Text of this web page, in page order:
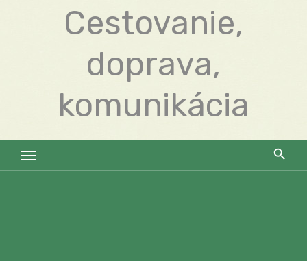
Cestovanie,
doprava,
komunikácia